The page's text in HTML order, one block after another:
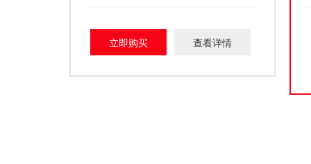
立即购买 查看详情